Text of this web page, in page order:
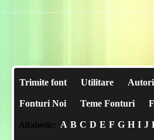
Trimite font Utilitare Autori
Fonturi Noi Teme Fonturi
Alfabetic: A B C D E F G H I J